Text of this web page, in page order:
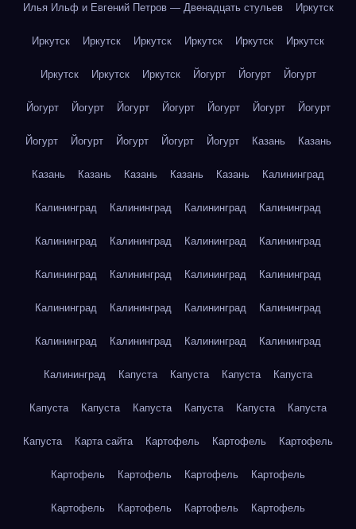
Илья Ильф и Евгений Петров — Двенадцать стульев Иркутск
Иркутск Иркутск Иркутск Иркутск Иркутск Иркутск
Иркутск Иркутск Иркутск Йогурт Йогурт Йогурт
Йогурт Йогурт Йогурт Йогурт Йогурт Йогурт Йогурт
Йогурт Йогурт Йогурт Йогурт Йогурт Казань Казань
Казань Казань Казань Казань Казань Калининград
Калининград Калининград Калининград Калининград
Калининград Калининград Калининград Калининград
Калининград Калининград Калининград Калининград
Калининград Калининград Калининград Калининград
Калининград Калининград Калининград Калининград
Калининград Капуста Капуста Капуста Капуста
Капуста Капуста Капуста Капуста Капуста Капуста
Капуста Карта сайта Картофель Картофель Картофель
Картофель Картофель Картофель Картофель
Картофель Картофель Картофель Картофель